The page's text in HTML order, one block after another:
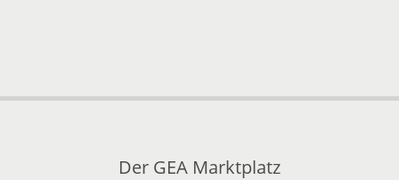
nach
Der GEA Marktplatz